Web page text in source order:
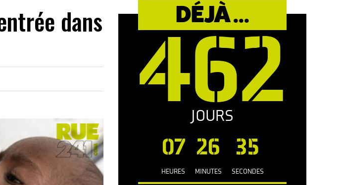
dans DÉJÀ ...
462
JOURS
07
HEURES
26
MINUTES
36
SECONDES